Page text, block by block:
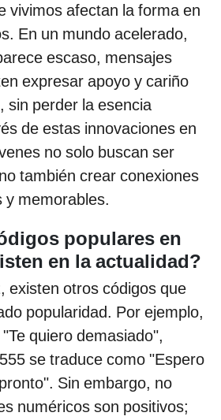
vivimos afectan la forma en
En un mundo acelerado,
escaso, mensajes
expresar apoyo y cariño
sin perder la esencia
de estas innovaciones en
no solo buscan ser
también crear conexiones
y memorables.
populares en
en la actualidad?
existen otros códigos que
popularidad. Por ejemplo,
quiero demasiado",
se traduce como "Espero
Sin embargo, no
numéricos son positivos;